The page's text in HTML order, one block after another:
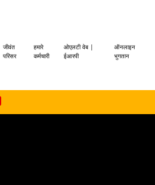
जीवंत
परिसर
हमारे
कर्मचारी
ओएलटी वेब |
ईआरपी
ऑनलाइन
भुगतान